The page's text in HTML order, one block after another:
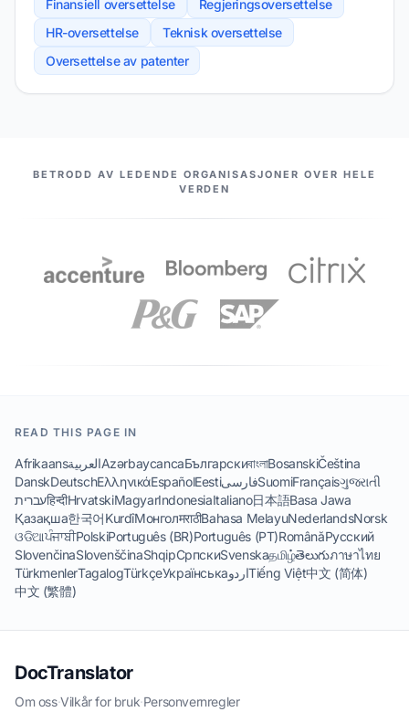
Finansiell oversettelse
Regjeringsoversettelse
HR-oversettelse
Teknisk oversettelse
Oversettelse av patenter
VÅRE PARTNERE
BETRODD AV LEDENDE ORGANISASJONER OVER HELE
VERDEN
READ THIS PAGE IN
AfrikaansالعربيةAzərbaycancaБългарскиবাংলাBosanskiČeština
DanskDeutschΕλληνικάEspañolEestiفارسیSuomiFrançaisગુજરાતી
עבריתहिन्दीHrvatskiMagyarIndonesiaItaliano日本語Basa Jawa
Қазақша한국어KurdîМонголमराठीBahasa MelayuNederlandsNorsk
ଓଡିଆਪੰਜਾਬੀPolskiPortuguês (BR)Português (PT)RomânăРусский
SlovenčinaSlovenščinaShqipСрпскиSvenskaதமிழ்తెలుగుภาษาไทย
TürkmenlerTagalogTürkçeУкраїнськаاردوTiếng Việt中文 (简体)
中文 (繁體)
DocTranslator
Om oss·Vilkår for bruk·Personvernregler